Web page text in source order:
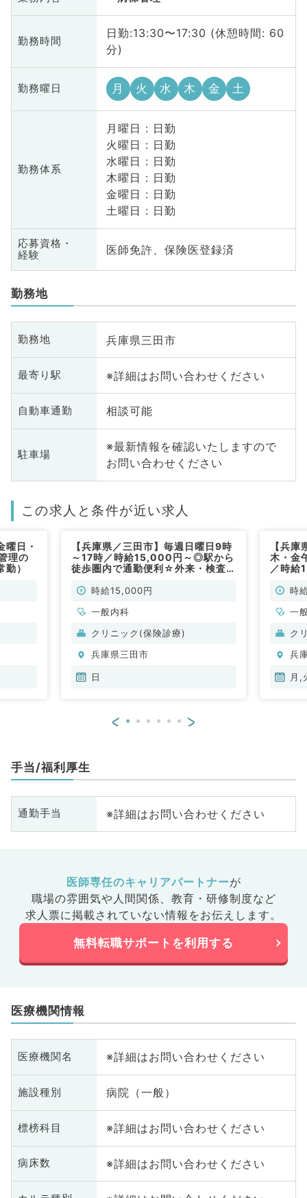
勤務時間
日勤:13:30〜17:30 (休憩時間: 60
分)
勤務曜日 月 火 水 木 金 土
勤務体系
月曜日 : 日勤
火曜日 : 日勤
水曜日 : 日勤
木曜日 : 日勤
金曜日 : 日勤
土曜日 : 日勤
応募資格・
経験
医師免許、保険医登録済
勤務地
勤務地 兵庫県三田市
最寄り駅 ※詳細はお問い合わせください
自動車通勤 相談可能
駐車場
※最新情報を確認いたしますので
お問い合わせください
この求人と条件が近い求人
曜日・
理の
）
【兵庫県／三田市】毎週日曜日9時
～17時／時給15,000円～◎駅から
徒歩圏内で通勤便利☆外来・検査
勤）時給15,000円
一般内科
クリニック(保険診療)
兵庫県三田市
日
【兵
木・金
／時
検査時
一
ク
兵
月,
< >
手当/福利厚生
通勤手当 ※詳細はお問い合わせください
医師専任のキャリアパートナーが
職場の雰囲気や人間関係、 教育・研修制度など
求人票に掲載されていない情報をお伝えします。
無料転職サポートを利用する
医療機関情報
医療機関名 ※詳細はお問い合わせください
施設種別 病院（一般）
標榜科目 ※詳細はお問い合わせください
病床数 ※詳細はお問い合わせください